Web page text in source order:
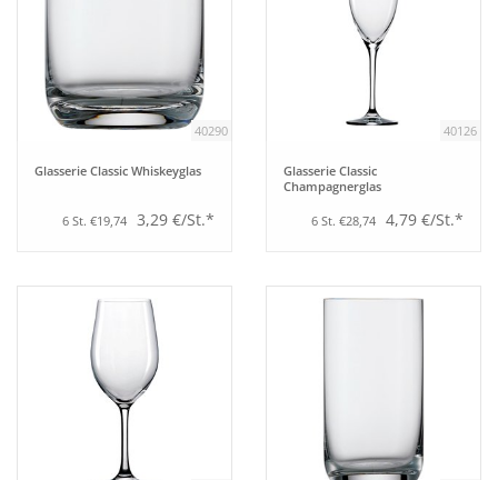
Fingerfood
Aufsteller
Tafeln
Einrichtung
Berufsbekleidung
Küchentechnik
40290
Glasserie Classic Whiskeyglas
6 St. €19,74 3,29 €/St.*
40126
Glasserie Classic
Champagnerglas
6 St. €28,74 4,79 €/St.*